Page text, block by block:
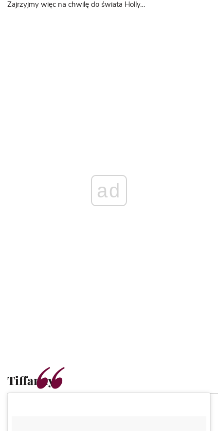
Zajrzyjmy więc na chwilę do świata Holly…
ad
Tiffanny